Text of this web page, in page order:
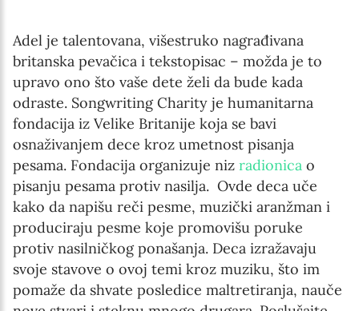
Adel je talentovana, višestruko nagrađivana
britanska pevačica i tekstopisac – možda je to
upravo ono što vaše dete želi da bude kada
odraste. Songwriting Charity je humanitarna
fondacija iz Velike Britanije koja se bavi
osnaživanjem dece kroz umetnost pisanja
pesama. Fondacija organizuje niz radionica o
pisanju pesama protiv nasilja. Ovde deca uče
kako da napišu reči pesme, muzički aranžman i
produciraju pesme koje promovišu poruke
protiv nasilničkog ponašanja. Deca izražavaju
svoje stavove o ovoj temi kroz muziku, što im
pomaže da shvate posledice maltretiranja, nauče